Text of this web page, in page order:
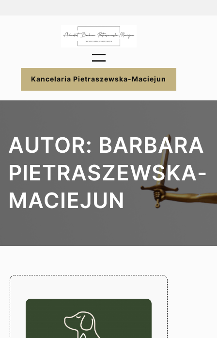
Kancelaria Pietraszewska-Maciejun
AUTOR: BARBARA
PIETRASZEWSKA-
MACIEJUN